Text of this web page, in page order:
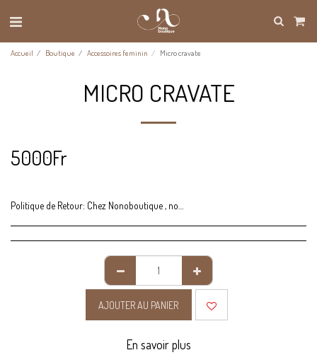
Accueil Boutique Accessoires feminin Micro cravate
MICRO CRAVATE
5000Fr
Politique de Retour: Chez Nonoboutique , nous nous engageons à vous offrir une expérience d&#039;achat satisfaisante à chaque commande. Si pour une raison quelconque vous n&#039;êtes pas entièrement satisfait de votre achat, nous sommes là pour vous aider avec notre politique de retour flexible. Conditions générales de retour : Les produits peuvent être retournés dans les 7 jours suivant la date d&#039;achat, sous réserve des conditions spécifiques de chaque produit. Les produits doivent être dans leur état d&#039;origine, non utilisés, non ouverts et dans leur emballage d&#039;origine pour être éligibles au retour. Les frais de retour sont à la charge du client, sauf en cas de produit défectueux ou d&#039;erreur de notre part dans l&#039;expédition. Processus de retour : Contactez notre service clientèle à l&#039;adresse [adresse e-mail] pour initier votre demande de retour. Veuillez fournir votre numéro de commande et les détails du produit que vous souhaitez retourner. Une fois votre demande de retour approuvée, nous vous fournirons les instructions détaillées pour retourner votre produit. Une fois que nous avons reçu et inspecté votre retour, nous procéderons au remboursement ou à l&#039;échange selon votre préférence. Remarque : Les remboursements seront effectués selon le mode de paiement original utilisé lors de l&#039;achat.
AJOUTER AU PANIER
En savoir plus